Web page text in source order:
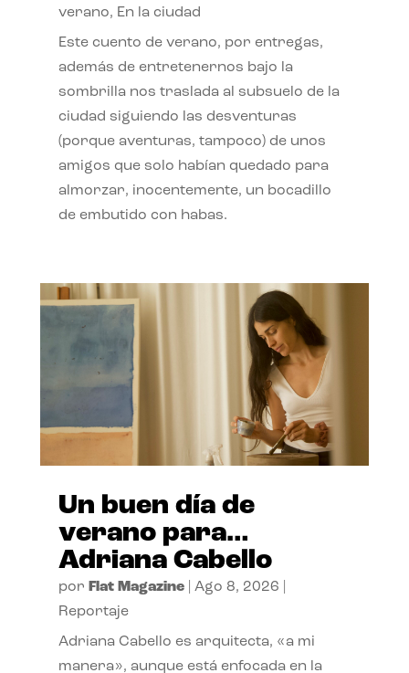
verano, En la ciudad
Este cuento de verano, por entregas,
además de entretenernos bajo la
sombrilla nos traslada al subsuelo de la
ciudad siguiendo las desventuras
(porque aventuras, tampoco) de unos
amigos que solo habían quedado para
almorzar, inocentemente, un bocadillo
de embutido con habas.
Un buen día de
verano para…
Adriana Cabello
por Flat Magazine| Ago 8, 2026
Reportaje
Adriana Cabello es arquitecta, «a mi
manera», aunque está enfocada en la